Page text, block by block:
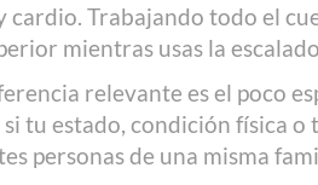
cardio. Trabajando todo el
mientras usas la
relevante es el poco
tu estado, condición física o
personas de una misma